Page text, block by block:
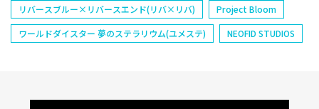
リバースブルー×リバースエンド(リバ×リバ)
Project Bloom
ワールドダイスター 夢のステラリウム(ユメステ)
NEOFID STUDIOS